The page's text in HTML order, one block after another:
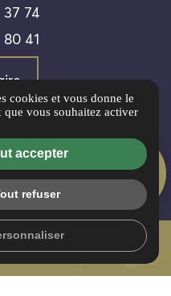
call
PORTABLE
AVIS CLIENTS
5/5
74
41
cookies
cookies et vous donne le
que vous souhaitez activer
accepter
refuser